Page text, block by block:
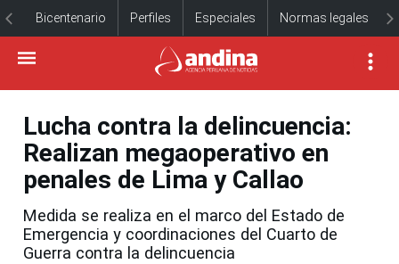
Bicentenario Perfiles Especiales Normas legales
Lucha contra la delincuencia:
Realizan megaoperativo en
penales de Lima y Callao
Medida se realiza en el marco del Estado de
Emergencia y coordinaciones del Cuarto de
Guerra contra la delincuencia